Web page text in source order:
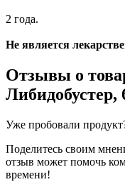
2 года.
Не является
Отзывы о
Либидобустер,
Уже пробовали
Поделитесь своим
отзыв может помочь
времени!